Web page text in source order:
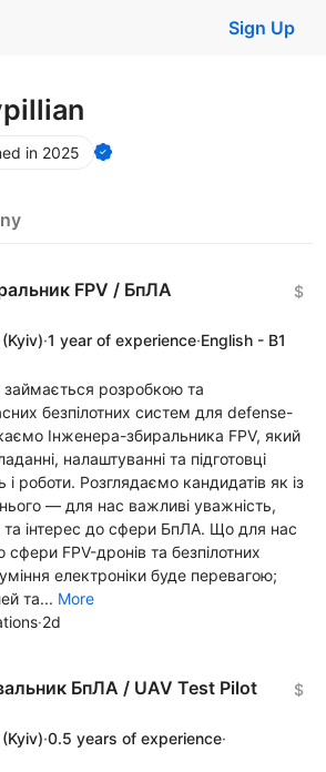
Sign Up
in 2025
FPV / БпЛА $
(Kyiv)·1 year of experience·English - B1
розробкою та
безпілотних систем для defense-
Інженера-збиральника FPV, який
налаштуванні та підготовці
і роботи. Розглядаємо кандидатів як із
— для нас важливі уважність,
інтерес до сфери БпЛА. Що для нас
FPV-дронів та безпілотних
електроніки буде перевагою;
та... More
·2d
БпЛА / UAV Test Pilot $
(Kyiv)·0.5 years of experience·